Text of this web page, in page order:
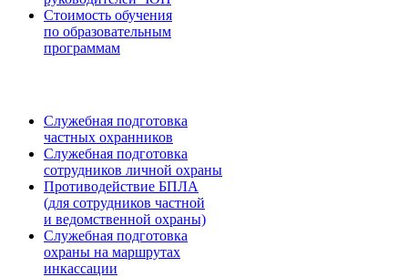
Стоимость обучения
по образовательным
программам
Служебная подготовка
частных охранников
Служебная подготовка
сотрудников личной охраны
Противодействие БПЛА
(для сотрудников частной
и ведомственной охраны)
Служебная подготовка
охраны на маршрутах
инкассации